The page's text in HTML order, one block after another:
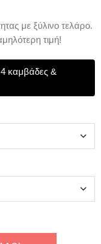
με ξύλινο τελάρο.
τιμή!
καμβάδες &